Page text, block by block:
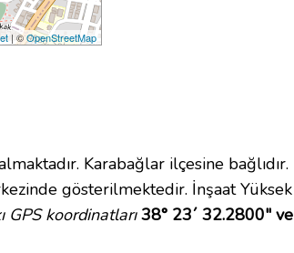
| ©OpenStreetMap
Karabağlar ilçesine bağlıdır.
gösterilmektedir. İnşaat Yüksek
koordinatları 38° 23´ 32.2800" ve